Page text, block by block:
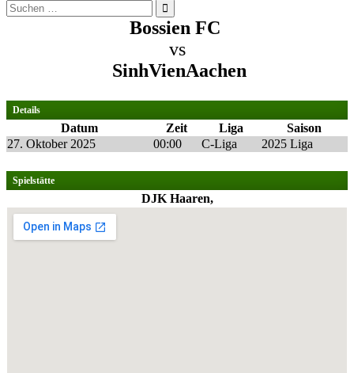
Suchen
nach:
Bossien FC
vs
SinhVienAachen
Details
Datum Zeit Liga
Saison
27. Oktober 2025
00:00 C-Liga 2025 Liga
Spielstätte
DJK Haaren,